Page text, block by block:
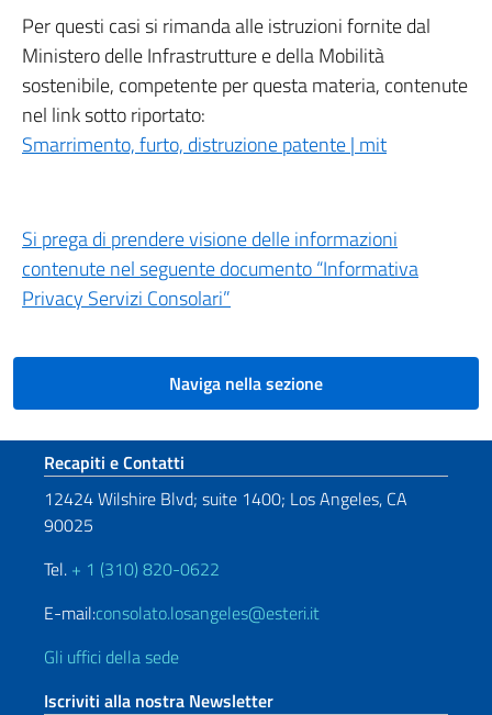
Per questi casi si rimanda alle istruzioni fornite dal
Ministero delle Infrastrutture e della Mobilità
sostenibile, competente per questa materia, contenute
nel link sotto riportato:
Smarrimento, furto, distruzione patente | mit
Si prega di prendere visione delle informazioni
contenute nel seguente documento “Informativa
Privacy Servizi Consolari”
Naviga nella sezione
Sezione footer
Recapiti e Contatti
12424 Wilshire Blvd; suite 1400; Los Angeles, CA
90025
Tel. + 1 (310) 820-0622
E-mail:consolato.losangeles@esteri.it
Gli uffici della sede
Iscriviti alla nostra Newsletter